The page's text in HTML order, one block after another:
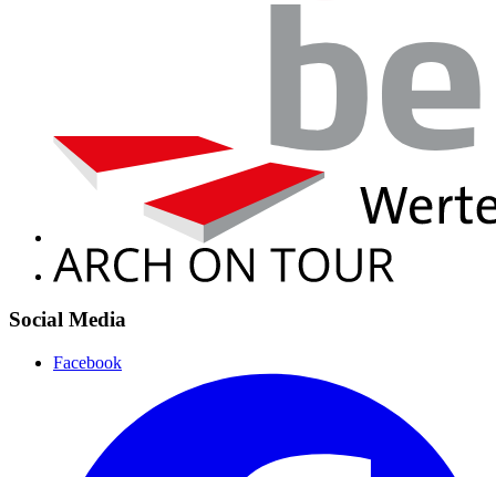
Social Media
Facebook